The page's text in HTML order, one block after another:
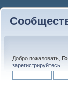
Добро пожаловать,
зарегистрируйтесь